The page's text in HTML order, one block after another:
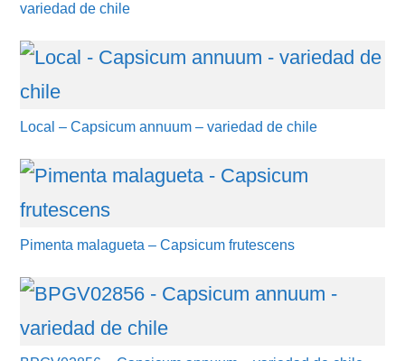
variedad de chile
Local – Capsicum annuum – variedad de chile
Pimenta malagueta – Capsicum frutescens